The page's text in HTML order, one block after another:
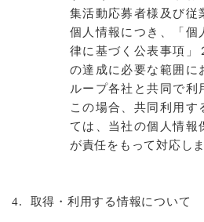
集活動応募者様及び従
個人情報につき、「個
律に基づく公表事項」
の達成に必要な範囲に
ループ各社と共同で利
この場合、共同利用す
ては、当社の個人情報
が責任をもって対応しま
4. 取得・利用する情報について